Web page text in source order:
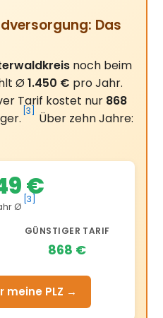
Das
noch beim
Ø1.450 € pro Jahr.
Tarif kostet nur 868
[3]
Über zehn Jahre:
€
Ø
[3]
GÜNSTIGER TARIF
868 €
meine PLZ →